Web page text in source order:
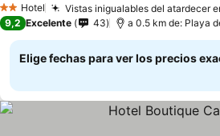
2 Estrellas
Hotel Vistas inigualables del atardecer
9,2 Excelente 43 a 0.5 km de: Playa
Elige fechas para ver los precios